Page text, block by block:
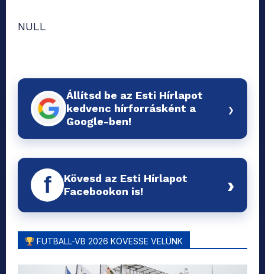
NULL
Állítsd be az Esti Hírlapot
kedvenc hírforrásként a
Google-ben!
›
f
Kövesd az Esti Hírlapot
Facebookon is!
›
FUTBALL-VB 2026 KÖVESSE VELÜNK